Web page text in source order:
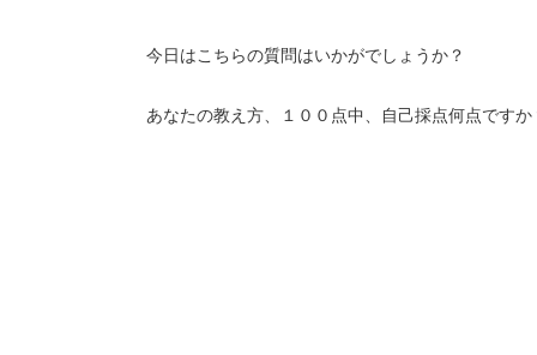
今日はこちらの質問はいかがでしょうか？
あなたの教え方、１００点中、自己採点何点ですか